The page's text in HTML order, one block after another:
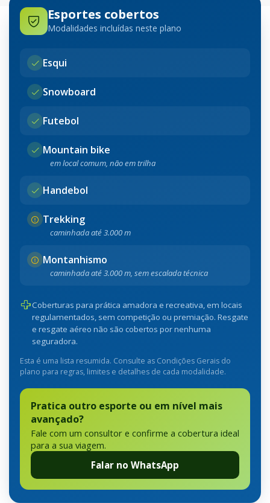
Esportes cobertos
Modalidades incluídas neste plano
Esqui
Snowboard
Futebol
Mountain bike
em local comum, não em trilha
Handebol
Trekking
caminhada até 3.000 m
Montanhismo
caminhada até 3.000 m, sem escalada técnica
Coberturas para prática amadora e recreativa, em locais
regulamentados, sem competição ou premiação. Resgate
e resgate aéreo não são cobertos por nenhuma
seguradora.
Esta é uma lista resumida. Consulte as Condições Gerais do
plano para regras, limites e detalhes de cada modalidade.
Pratica outro esporte ou em nível mais
avançado?
Fale com um consultor e confirme a cobertura ideal
para a sua viagem.
Falar no WhatsApp